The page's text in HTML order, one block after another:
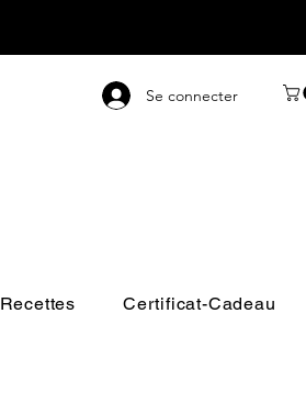
Se connecter
Recettes Certificat-Cadeau